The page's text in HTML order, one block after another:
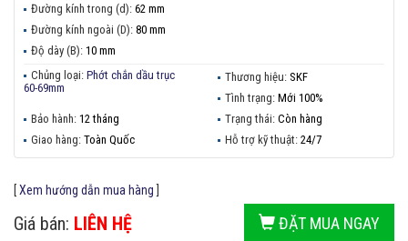
Đường kính trong (d): 62 mm
Đường kính ngoài (D): 80 mm
Độ dày (B): 10 mm
Chủng loại: Phớt chắn dầu trục
60-69mm
Thương hiệu: SKF
Tình trạng: Mới 100%
Bảo hành: 12 tháng Trạng thái: Còn hàng
Giao hàng: Toàn Quốc Hỗ trợ kỹ thuật: 24/7
[Xem hướng dẫn mua hàng
Giá bán: LIÊN HỆ ĐẶT MUA NGAY